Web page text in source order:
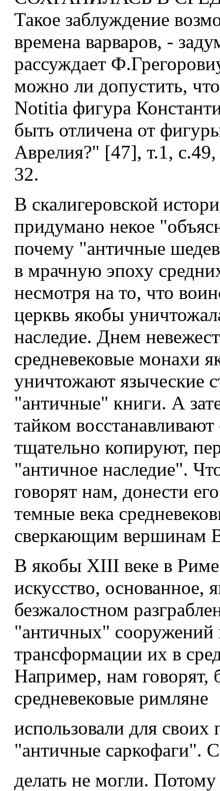
Такое заблуждение
времена варваров, -
рассуждает
можно ли допустить,
Notitia фигура
быть отличена от
Аврелия?" [47], т.1,
32.
В скалигеровской
придумано некое
почему "античные
в мрачную эпоху
несмотря на то, что
церквь якобы
наследие. Днем
средневековые монахи
уничтожают языческие
"античные" книги. А
тайком восстанавливают
тщательно копируют,
"античное наследие".
говорят нам, донести
темные века
сверкающим вершинам
В якобы XIII веке в Риме
искусство, основанное,
безжалостном
"античных" сооружений
трансформации их в
Например, нам говорят,
средневековые римляне
использовали для своих
"античные саркофаги".
делать не могли.